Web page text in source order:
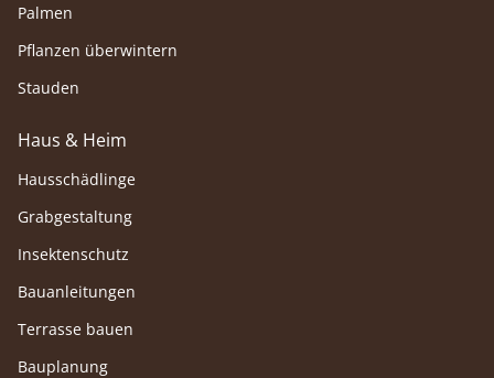
Palmen
Pflanzen überwintern
Stauden
Haus & Heim
Hausschädlinge
Grabgestaltung
Insektenschutz
Bauanleitungen
Terrasse bauen
Bauplanung